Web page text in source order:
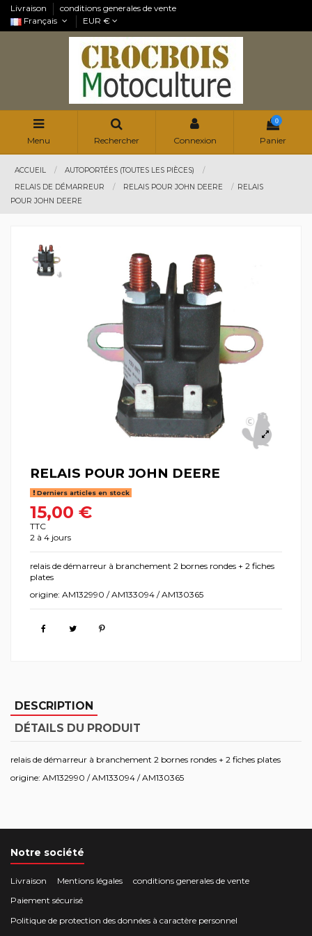
Livraison
conditions generales de vente
Français
EUR €
Menu Rechercher Connexion
0
Panier
ACCUEIL
AUTOPORTÉES (TOUTES LES PIÈCES)
RELAIS DE DÉMARREUR
RELAIS POUR JOHN DEERE
RELAIS
POUR JOHN DEERE
RELAIS POUR JOHN DEERE
Derniers articles en stock
15,00 €
TTC
2 à 4 jours
relais de démarreur à branchement 2 bornes rondes + 2 fiches
plates
origine: AM132990 / AM133094 / AM130365
DESCRIPTION
DÉTAILS DU PRODUIT
relais de démarreur à branchement 2 bornes rondes + 2 fiches plates
origine: AM132990 / AM133094 / AM130365
Notre société
Livraison Mentions légales
conditions generales de vente
Paiement sécurisé
Politique de protection des données à caractère personnel